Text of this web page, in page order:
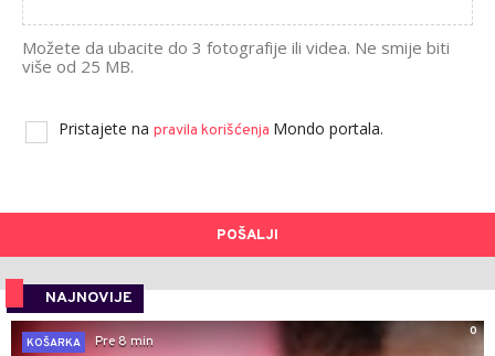
Možete da ubacite do 3 fotografije ili videa. Ne smije biti
više od 25 MB.
Pristajete na pravila korišćenja Mondo portala.
POŠALJI
NAJNOVIJE
0
KOŠARKA
Pre 8 min